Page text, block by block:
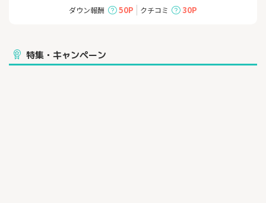
う。この場合圧倒的に事業の成功率は高まります。
・事業運営のノウハウが構築されており、業務効率が高い
・他の加盟店などの仲間がいるので、課題解決しやすい
ダウン報酬 50P クチコミ 30P
特集・キャンペーン